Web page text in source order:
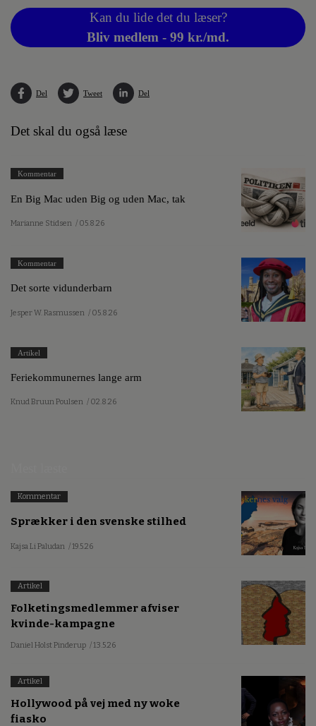
Kan du lide det du læser?
Bliv medlem - 99 kr./md.
Del Tweet Del
Det skal du også læse
Kommentar
En Big Mac uden Big og uden Mac, tak
Marianne Stidsen / 05.8.26
Kommentar
Det sorte vidunderbarn
Jesper W. Rasmussen / 05.8.26
Artikel
Feriekommunernes lange arm
Knud Bruun Poulsen / 02.8.26
Kommentar
Sprækker i den svenske stilhed
Kajsa Li Paludan / 19.5.26
Artikel
Folketingsmedlemmer afviser
kvinde-kampagne
Daniel Holst Pinderup / 13.5.26
Artikel
Hollywood på vej med ny woke
fiasko